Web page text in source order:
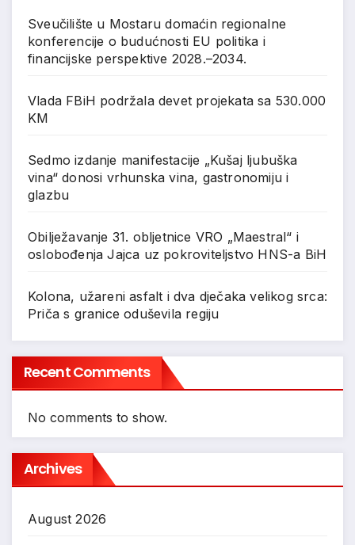
Sveučilište u Mostaru domaćin regionalne
konferencije o budućnosti EU politika i
financijske perspektive 2028.–2034.
Vlada FBiH podržala devet projekata sa 530.000
KM
Sedmo izdanje manifestacije „Kušaj ljubuška
vina“ donosi vrhunska vina, gastronomiju i
glazbu
Obilježavanje 31. obljetnice VRO „Maestral“ i
oslobođenja Jajca uz pokroviteljstvo HNS-a BiH
Kolona, užareni asfalt i dva dječaka velikog srca:
Priča s granice oduševila regiju
Recent Comments
No comments to show.
Archives
August 2026